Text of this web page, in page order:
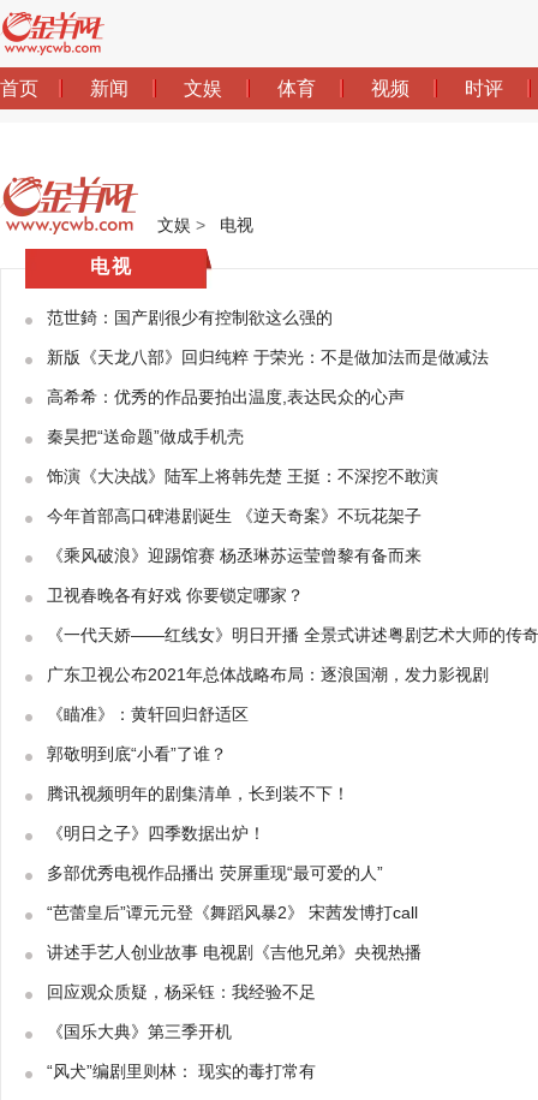
文娱 > 电视
电视
范世錡：国产剧很少有控制欲这么强的
新版《天龙八部》回归纯粹 于荣光：不是做加法而是做减法
高希希：优秀的作品要拍出温度,表达民众的心声
秦昊把“送命题”做成手机壳
饰演《大决战》陆军上将韩先楚 王挺：不深挖不敢演
今年首部高口碑港剧诞生 《逆天奇案》不玩花架子
《乘风破浪》迎踢馆赛 杨丞琳苏运莹曾黎有备而来
卫视春晚各有好戏 你要锁定哪家？
《一代天娇——红线女》明日开播 全景式讲述粤剧艺术大师的传
广东卫视公布2021年总体战略布局：逐浪国潮，发力影视剧
《瞄准》：黄轩回归舒适区
郭敬明到底“小看”了谁？
腾讯视频明年的剧集清单，长到装不下！
《明日之子》四季数据出炉！
多部优秀电视作品播出 荧屏重现“最可爱的人”
“芭蕾皇后”谭元元登《舞蹈风暴2》 宋茜发博打call
讲述手艺人创业故事 电视剧《吉他兄弟》央视热播
回应观众质疑，杨采钰：我经验不足
《国乐大典》第三季开机
“风犬”编剧里则林： 现实的毒打常有